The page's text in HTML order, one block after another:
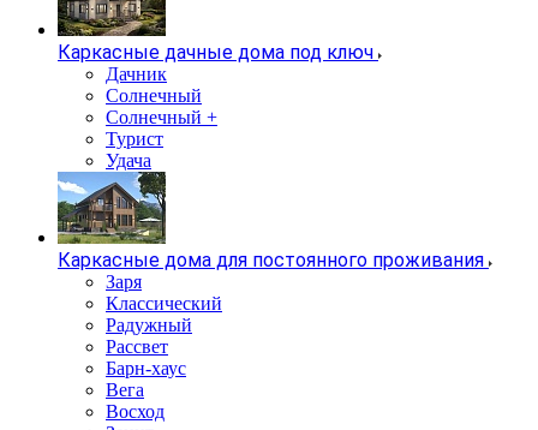
Каркасные дачные дома под ключ
Дачник
Солнечный
Солнечный +
Турист
Удача
Каркасные дома для постоянного проживания
Заря
Классический
Радужный
Рассвет
Барн-хаус
Вега
Восход